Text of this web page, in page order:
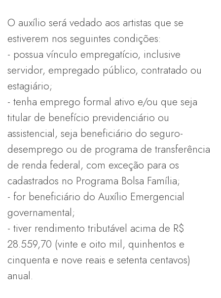
O auxílio será vedado aos artistas que se
estiverem nos seguintes condições:
- possua vínculo empregatício, inclusive
servidor, empregado público, contratado ou
estagiário;
- tenha emprego formal ativo e/ou que seja
titular de benefício previdenciário ou
assistencial, seja beneficiário do seguro-
desemprego ou de programa de transferência
de renda federal, com exceção para os
cadastrados no Programa Bolsa Família;
- for beneficiário do Auxílio Emergencial
governamental;
- tiver rendimento tributável acima de R$
28.559,70 (vinte e oito mil, quinhentos e
cinquenta e nove reais e setenta centavos)
anual.